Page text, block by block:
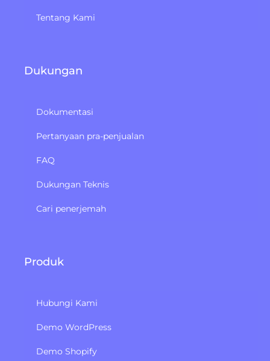
Tentang Kami
Dukungan
Dokumentasi
Pertanyaan pra-penjualan
FAQ
Dukungan Teknis
Cari penerjemah
Produk
Hubungi Kami
Demo WordPress
Demo Shopify